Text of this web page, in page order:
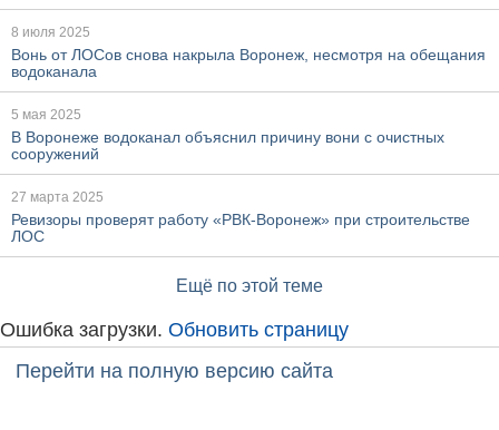
8 июля 2025
Вонь от ЛОСов снова накрыла Воронеж, несмотря на обещания
водоканала
5 мая 2025
В Воронеже водоканал объяснил причину вони с очистных
сооружений
27 марта 2025
Ревизоры проверят работу «РВК-Воронеж» при строительстве
ЛОС
Ещё по этой теме
Ошибка загрузки. Обновить страницу
Перейти на полную версию сайта